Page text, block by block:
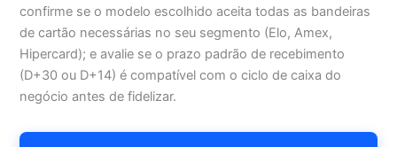
confirme se o modelo escolhido aceita todas as bandeiras
de cartão necessárias no seu segmento (Elo, Amex,
Hipercard); e avalie se o prazo padrão de recebimento
(D+30 ou D+14) é compatível com o ciclo de caixa do
negócio antes de fidelizar.